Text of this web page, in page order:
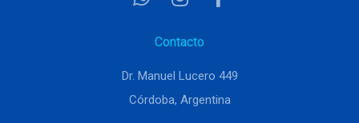
Contacto
Dr. Manuel Lucero 449
Córdoba, Argentina